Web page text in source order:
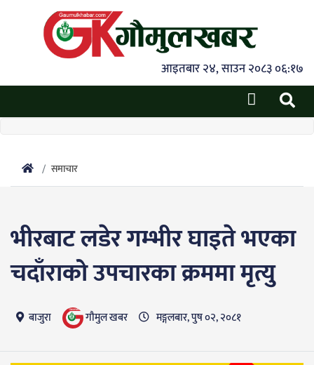
आइतबार २४, साउन २०८३ ०६:१७
समाचार
भीरबाट लडेर गम्भीर घाइते भएका
चदाँराको उपचारका क्रममा मृत्यु
बाजुरा गाैमुल खबर मङ्गलबार, पुष ०२, २०८१